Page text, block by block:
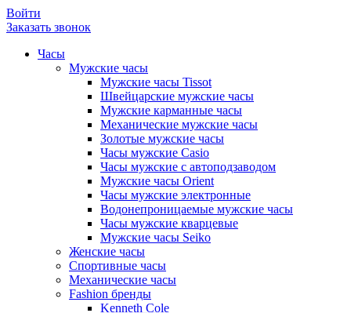
Войти
Заказать звонок
Часы
Мужские часы
Мужские часы Tissot
Швейцарские мужские часы
Мужские карманные часы
Механические мужские часы
Золотые мужские часы
Часы мужские Casio
Часы мужские с автоподзаводом
Мужские часы Orient
Часы мужские электронные
Водонепроницаемые мужские часы
Часы мужские кварцевые
Мужские часы Seiko
Женские часы
Спортивные часы
Механические часы
Fashion бренды
Kenneth Cole